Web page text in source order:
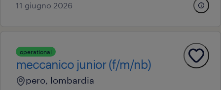
11 giugno 2026
operational
meccanico junior (f/m/nb)
pero, lombardia